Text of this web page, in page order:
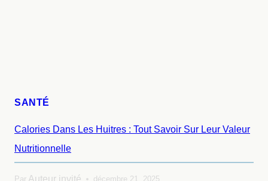
SANTÉ
Calories Dans Les Huitres : Tout Savoir Sur Leur Valeur
Nutritionnelle
Par Auteur invité décembre 21, 2025